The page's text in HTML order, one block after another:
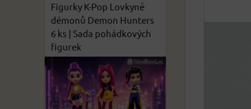
Figurky K-Pop Lovkyně
démonů Demon Hunters
6 ks | Sada pohádkových
figurek